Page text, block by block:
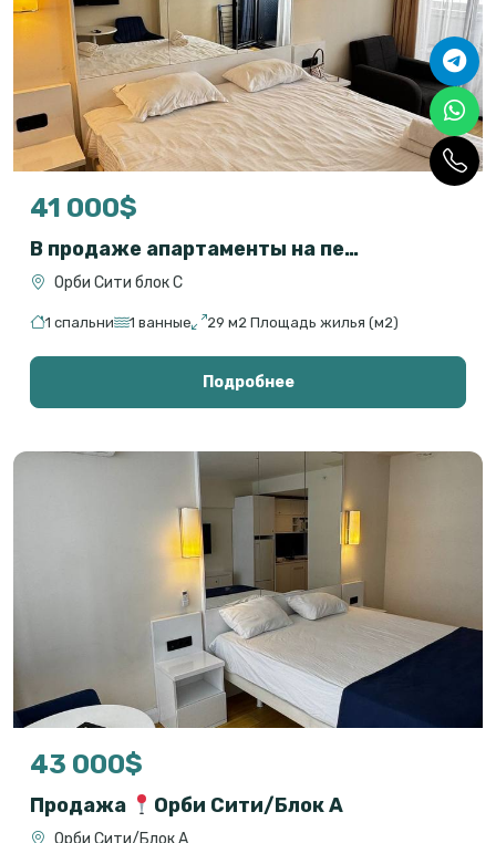
41 000$
В продаже апартаменты на первой линии в комплектации «под ключ»
Орби Сити блок С
1 спальни 1 ванные 29 м2 Площадь жилья (м2)
Подробнее
43 000$
Продажа Орби Сити/Блок А
Орби Сити/Блок А